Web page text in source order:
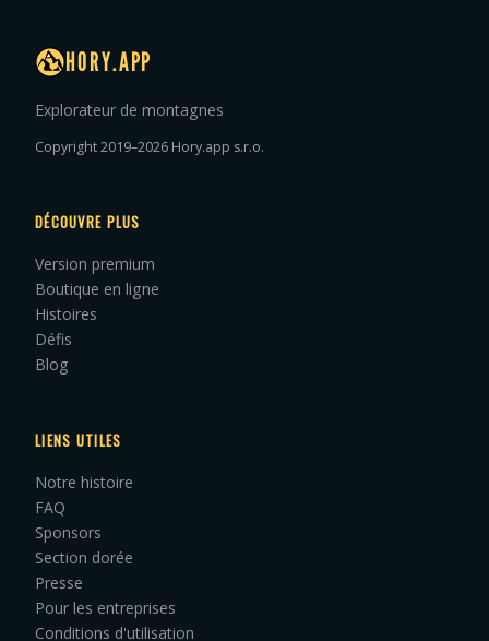
HORY.APP
Explorateur de montagnes
Copyright 2019–2026 Hory.app s.r.o.
DÉCOUVRE PLUS
Version premium
Boutique en ligne
Histoires
Défis
Blog
LIENS UTILES
Notre histoire
FAQ
Sponsors
Section dorée
Presse
Pour les entreprises
Conditions d'utilisation